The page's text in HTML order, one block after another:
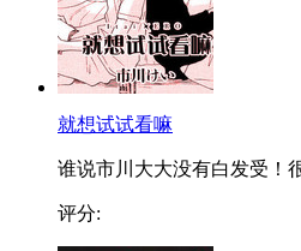
就想试试看嘛
谁说市川大大没有白发受！
评分: